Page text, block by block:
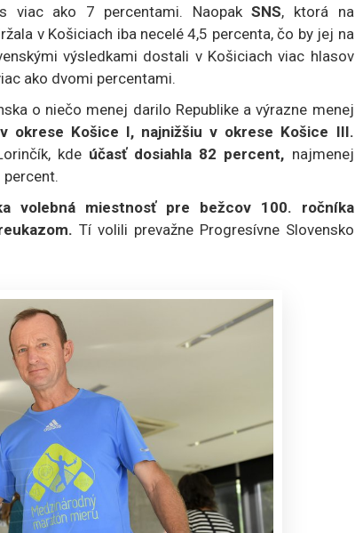
s viac ako 7 percentami. NaopakSNS, ktorá na
v Košiciach iba necelé 4,5 percenta, čo by jej na
výsledkami dostali v Košiciach viac hlasov
ako dvomi percentami.
o niečo menej darilo Republike a výrazne menej
okrese Košice I, najnižšiu v okrese Košice III.
kde účasť dosiahla 82 percent, najmenej
percent.
volebná miestnosť pre bežcov 100. ročníka
Tí volili prevažne Progresívne Slovensko